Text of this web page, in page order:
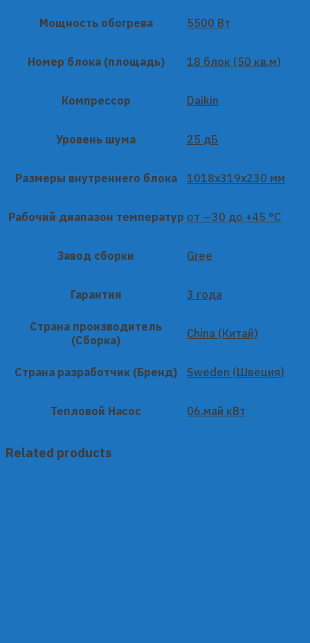
Мощность обогрева 5500 Вт
Номер блока (площадь) 18 блок (50 кв.м)
Компрессор Daikin
Уровень шума 25 дБ
Размеры внутреннего блока 1018x319x230 мм
Рабочий диапазон температур от —30 до +45 °C
Завод сборки Gree
Гарантия 3 года
Страна производитель
(Сборка)
China (Китай)
Страна разработчик (Бренд) Sweden (Швеция)
Тепловой Насос 06.май кВт
Related products